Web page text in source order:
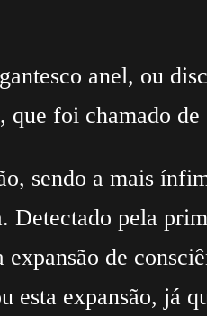
anel, ou
que foi chamado
sendo a mais
pela
de
expansão, já